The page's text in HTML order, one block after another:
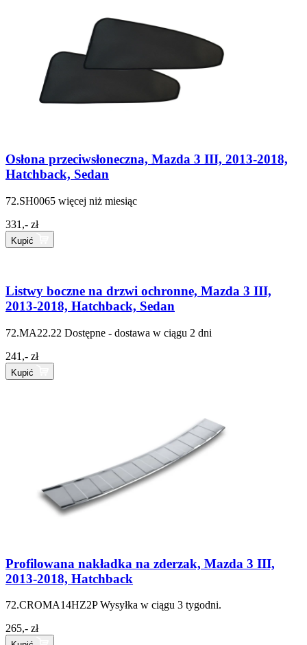
Osłona przeciwsłoneczna, Mazda 3 III, 2013-2018,
Hatchback, Sedan
72.SH0065 więcej niż miesiąc
331,- zł
Kupić
Listwy boczne na drzwi ochronne, Mazda 3 III,
2013-2018, Hatchback, Sedan
72.MA22.22 Dostępne - dostawa w ciągu 2 dni
241,- zł
Kupić
Profilowana nakładka na zderzak, Mazda 3 III,
2013-2018, Hatchback
72.CROMA14HZ2P Wysyłka w ciągu 3 tygodni.
265,- zł